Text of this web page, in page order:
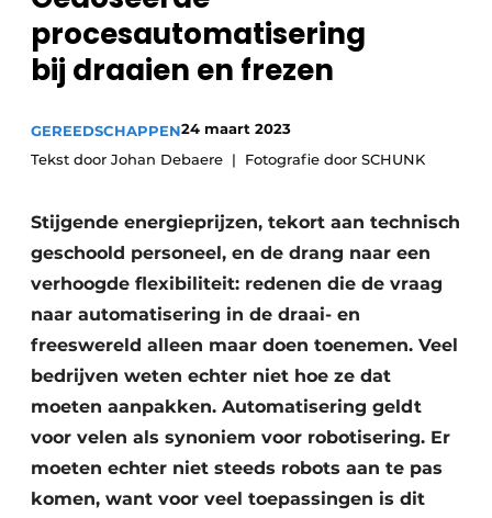
Vacature aanmelden
Vacatures
procesautomatisering
bij draaien en frezen
GEREEDSCHAPPEN24 maart 2023
Tekst door Johan Debaere
Fotografie door SCHUNK
Stijgende energieprijzen, tekort aan technisch
geschoold personeel, en de drang naar een
verhoogde flexibiliteit: redenen die de vraag
naar automatisering in de draai- en
freeswereld alleen maar doen toenemen. Veel
bedrijven weten echter niet hoe ze dat
moeten aanpakken. Automatisering geldt
voor velen als synoniem voor robotisering. Er
moeten echter niet steeds robots aan te pas
komen, want voor veel toepassingen is dit